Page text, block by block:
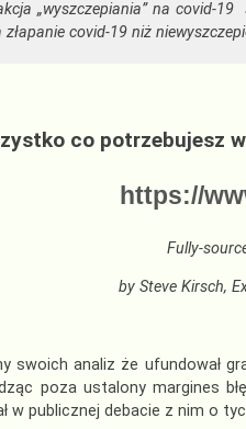
„wyszczepiania” na covid-
złapanie covid-19 niż
co potrzebujesz
https://
Fully-
by Steve Kirsch,
swoich analiz że ufundował
poza ustalony margines
w publicznej debacie z nim o